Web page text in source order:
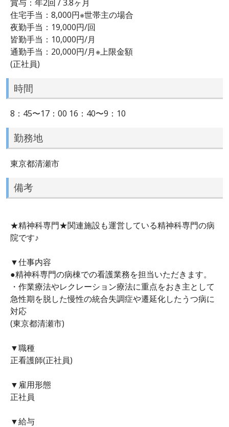
賞与：年2回 / 3.8ヶ月
住宅手当：8,000円※世帯主の場合
夜勤手当：19,000円/回
皆勤手当：10,000円/月
通勤手当：20,000円/月※上限金額
(正社員)
時間
8：45〜17：00 16：40〜9：10
勤務地
東京都清瀬市
備考
★精神科専門★関連施設も運営している精神科専門の病
院です♪
▼仕事内容
●精神科専門の病棟での看護業務を担当いただきます。
・作業療法やレクレーション療法に重点をおき主として
急性期を脱した慢性の統合失調症や遷延化したうつ病に
対応
(東京都清瀬市)
▼職種
正看護師(正社員)
▼雇用形態
正社員
▼給与